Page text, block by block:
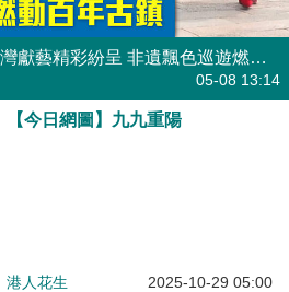
【短片】【民俗盛會】沙灣獻藝精彩紛呈 非遺飄色巡遊燃動百年古鎮
05-08 13:14
【今日網圖】九九重陽
港人花生 2025-10-29 05:00